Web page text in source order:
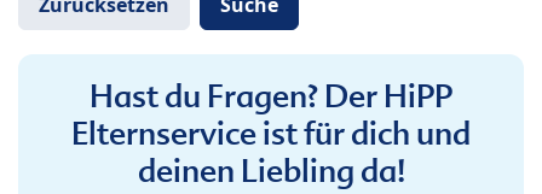
Hast du Fragen? Der HiPP
Elternservice ist für dich und
deinen Liebling da!